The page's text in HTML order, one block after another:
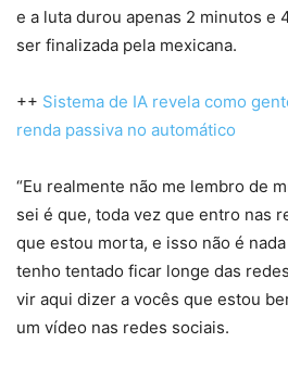
e a luta durou apenas 2 minutos e
ser finalizada pela mexicana.
++ Sistema de IA revela como
renda passiva no automático
“Eu realmente não me lembro de
sei é que, toda vez que entro nas
que estou morta, e isso não é
tenho tentado ficar longe das
vir aqui dizer a vocês que estou
um vídeo nas redes sociais.